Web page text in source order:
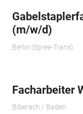
(m/w/d)
Berlin (Spree-Trans)
Facharbeiter
Biberach / Baden